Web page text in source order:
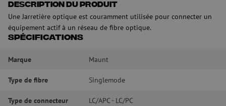
Description du produit
Une Jarretière optique est couramment utilisée pour connecter un
équipement actif à un réseau de fibre optique.
Spécifications
Marque Maunt
Type de fibre Singlemode
Type de connecteur LC/APC - LC/PC